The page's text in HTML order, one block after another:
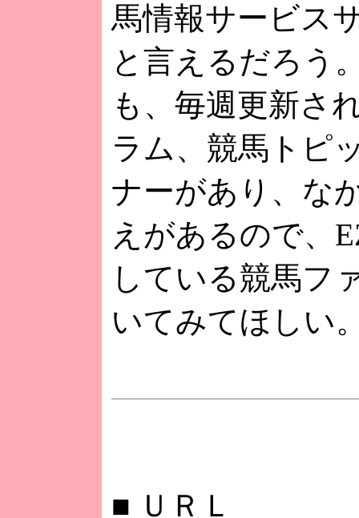
馬情報サービス
と言えるだろう
も、毎週更新さ
ラム、競馬トピ
ナーがあり、な
えがあるので、
している競馬フ
いてみてほしい
■ ＵＲＬ